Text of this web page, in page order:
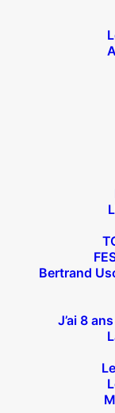
Bertrand
J’ai 8
Hepatik-
Hepatik-